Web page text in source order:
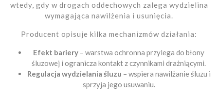
wtedy, gdy w drogach oddechowych zalega wydzielina
wymagająca nawilżenia i usunięcia.
Producent opisuje kilka mechanizmów działania:
Efekt bariery – warstwa ochronna przylega do błony
śluzowej i ogranicza kontakt z czynnikami drażniącymi.
Regulacja wydzielania śluzu – wspiera nawilżanie śluzu i
sprzyja jego usuwaniu.